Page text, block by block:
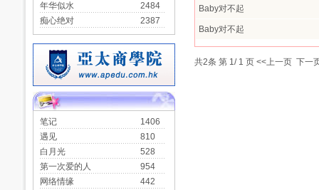
年华似水
2484
痴心绝对
2387
笔记
1406
遇见
810
白月光
528
第一次爱的人
954
网络情缘
442
Baby对不起
Baby对不起
共2条 第 1/ 1 页 <<上一页 下一